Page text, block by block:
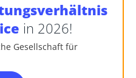
in 2026!
Gesellschaft für